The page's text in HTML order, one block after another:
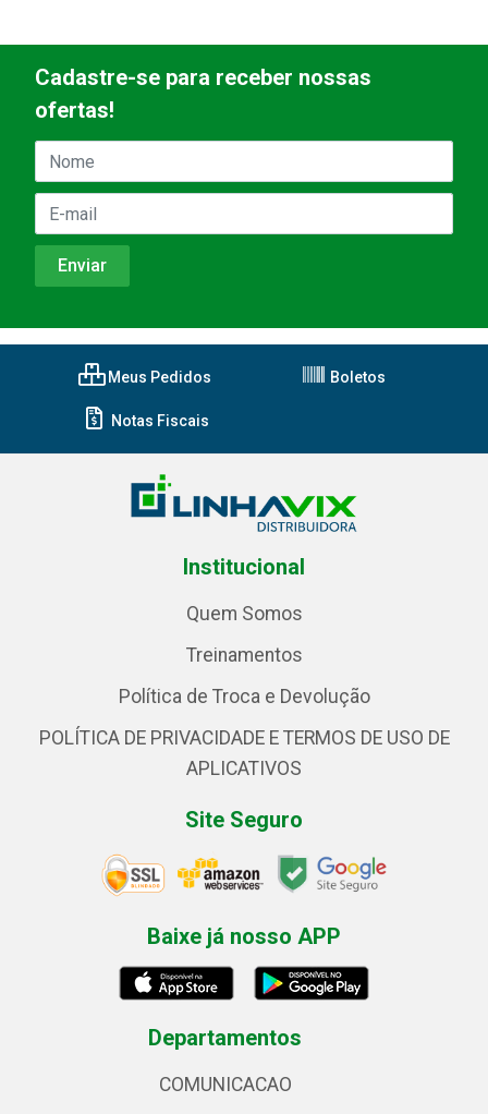
Cadastre-se para receber nossas
ofertas!
Meus Pedidos Boletos
Notas Fiscais
Institucional
Quem Somos
Treinamentos
Política de Troca e Devolução
POLÍTICA DE PRIVACIDADE E TERMOS DE USO DE
APLICATIVOS
Site Seguro
Baixe já nosso APP
Departamentos
COMUNICACAO